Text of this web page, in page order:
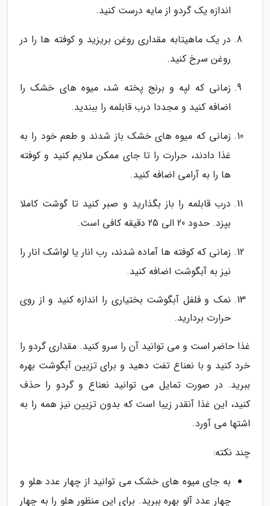
اندازه یک گردو از مایه درست کنید.
در یک ماهیتابه مقداری روغن بریزید و کوفته ها را در
روغن سرخ کنید.
زمانی که لپه و برنج پخته شد، میوه های خشک را
اضافه کنید و مجددا درب قابلمه را ببندید.
زمانی که میوه های خشک باز شدند و طعم خود را به
غذا دادند، حرارت را تا جای ممکن ملایم کنید و کوفته
ها را به آرامی اضافه کنید.
درب قابلمه را باز بگذارید و صبر کنید تا گوشت کاملا
بپزد. حدود 20 الی 25 دقیقه کافی است.
زمانی که کوفته ها آماده شدند، رب انار یا لواشک انار را
نیز به آبگوشت اضافه کنید.
نمک و فلفل آبگوشت بختیاری را اندازه کنید و از روی
حرارت بردارید.
غذا حاضر است و می توانید آن را سرو کنید. مقداری گردو را
خرد کنید و با نعناع تفت دهید و برای تزیین آبگوشت بهره
ببرید. در صورت تمایل می توانید نعناع و گردو را حذف
کنید، این غذا آنقدر زیبا است که بدون تزیین نیز همه را به
اشتها می آورد.
چند نکته:
به جای میوه های خشک می توانید از چهار عدد هلو و
چهار عدد آلو بهره ببرید. برای این منظور هلو را به چهار